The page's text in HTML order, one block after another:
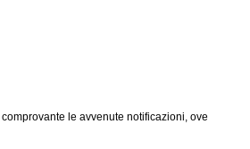
le avvenute notificazioni, ove